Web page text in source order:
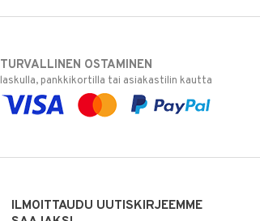
TURVALLINEN OSTAMINEN
laskulla, pankkikortilla tai asiakastilin kautta
ILMOITTAUDU UUTISKIRJEEMME